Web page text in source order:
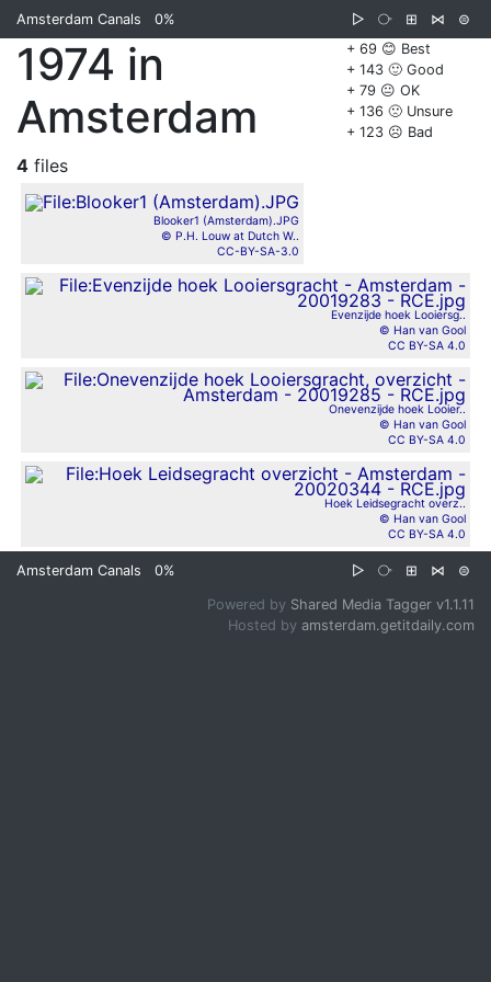
Amsterdam Canals 0% ▷ ⧂ ⊞ ⋈
⊜
+ 69 😊 Best
+ 143 🙂 Good
+ 79 😐 OK
+ 136 🙁 Unsure
+ 123 ☹️ Bad
1974 in
Amsterdam
4 files
Blooker1 (Amsterdam).JPG
© P.H. Louw at Dutch W..
CC-BY-SA-3.0
Evenzijde hoek Looiersg..
© Han van Gool
CC BY-SA 4.0
Onevenzijde hoek Looier..
© Han van Gool
CC BY-SA 4.0
Hoek Leidsegracht overz..
© Han van Gool
CC BY-SA 4.0
Amsterdam Canals 0% ▷ ⧂ ⊞ ⋈ ⊜
Powered by Shared Media Tagger v1.1.11
Hosted by amsterdam.getitdaily.com